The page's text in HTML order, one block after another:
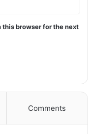
this browser for the next
Comments